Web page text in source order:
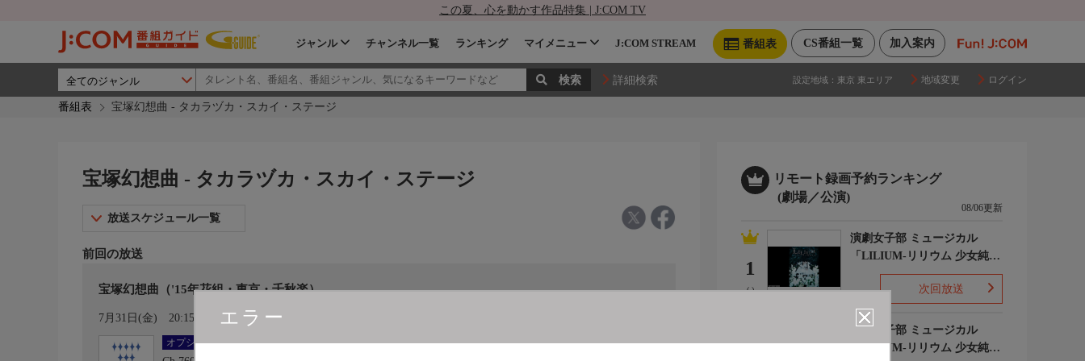
この夏、心を動かす作品特集 | J:COM TV
加入案内
CS番組一覧
番組表
ジャンル チャンネル一覧 ランキング マイメニュー J:COM STREAM
詳細検索 設定地域： 東京 東エリア 地域変更 ログイン
番組表 宝塚幻想曲 - タカラヅカ・スカイ・ステージ
エラー
宝塚幻想曲 - タカラヅカ・スカイ・ステージ
放送スケジュール一覧
前回の放送
宝塚幻想曲（'15年花組・東京・千秋楽）
7月31日(金) 20:15〜21:45 カレンダー登録
オプション
リモート録画予約ランキング
(劇場／公演)
08/06更新
1
(-)
演劇女子部 ミュージカル
「LILIUM-リリウム 少女純潔
歌劇-」
次回放送
演劇女子部 ミュージカル
「LILIUM-リリウム 少女純潔